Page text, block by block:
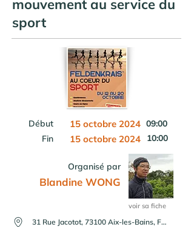
mouvement au service du
sport
Début 15 octobre 2024 09:00
Fin
15 octobre 2024 10:00
Organisé par
Blandine WONG
voir sa fiche
31 Rue Jacotot, 73100 Aix-les-Bains, France